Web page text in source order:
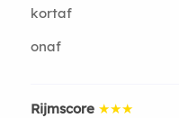
kortaf
onaf
Rijmscore ★★★